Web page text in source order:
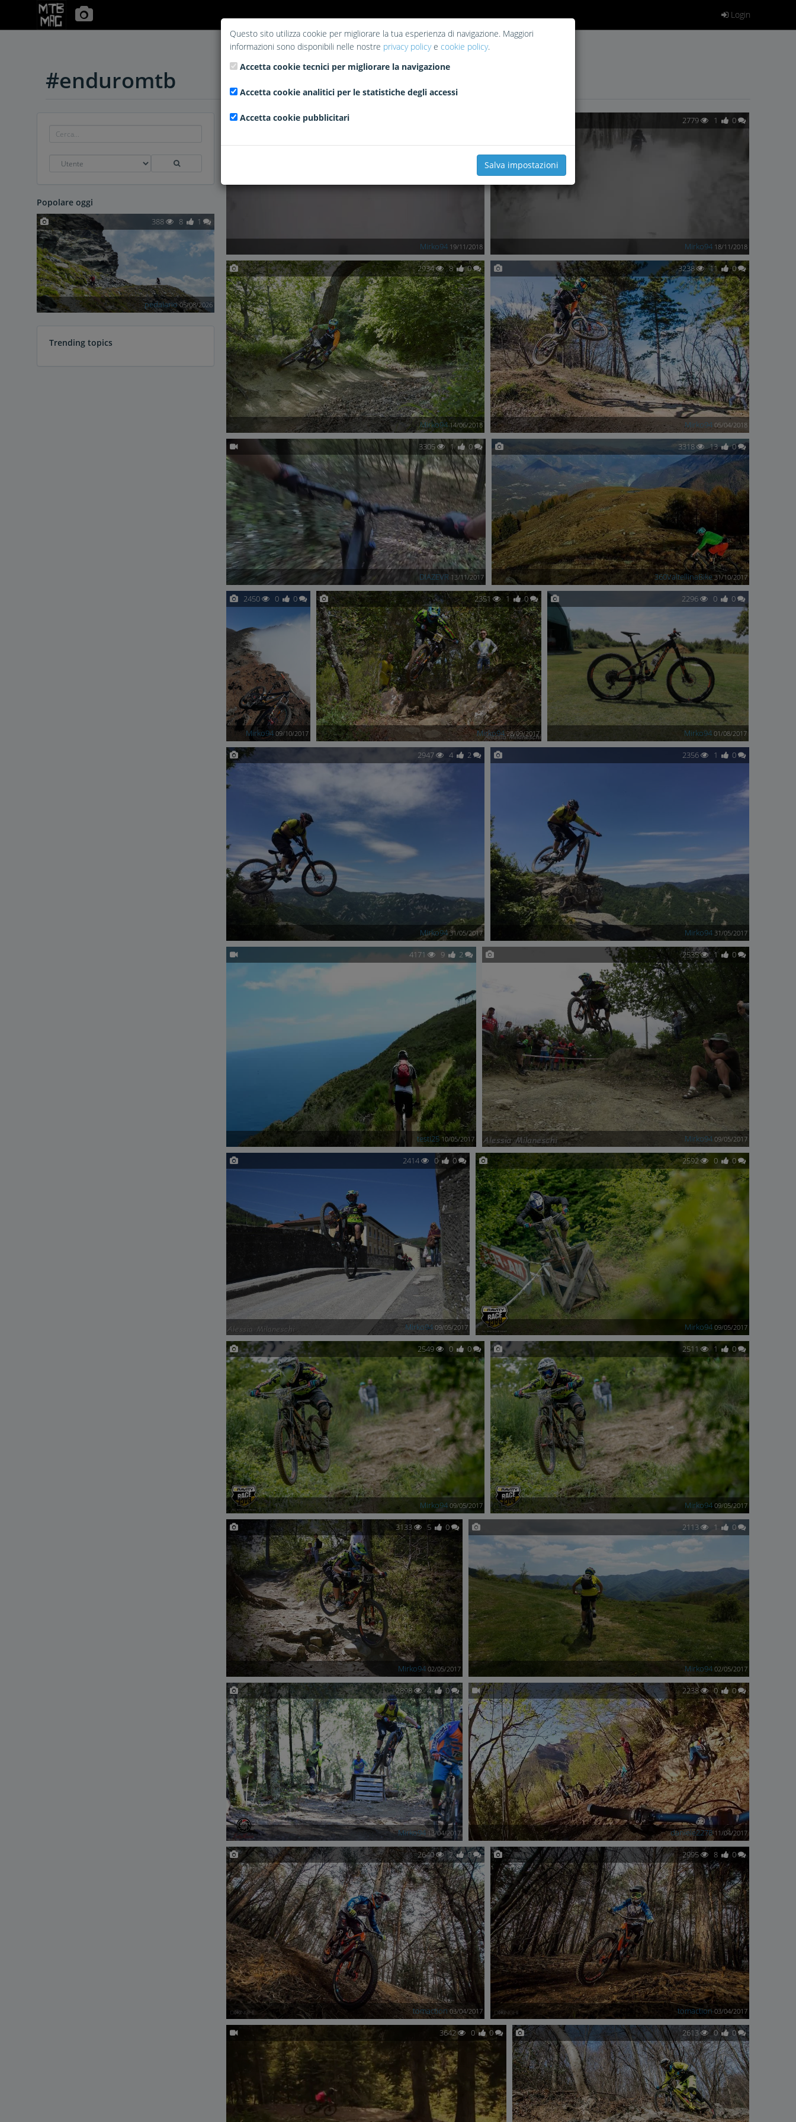
Login
#enduromtb
Mirko94 19/11/2018
2779 1 0
Mirko94 18/11/2018
2934 8 0
Mirko94 14/06/2018
3238 11 0
Mirko94 05/04/2018
3305 1 0
DIAZEVR 13/11/2017
3318 13 0
360ValtellinaBike 31/10/2017
2450 0 0
Mirko94 09/10/2017
2351 1 0
Mirko94 28/09/2017
2296 0 0
Mirko94 01/08/2017
2947 4 2
Mirko94 31/05/2017
2356 1 0
Mirko94 31/05/2017
4171 9 2
testi25 10/05/2017
2535 1 0
Mirko94 09/05/2017
2414 0 0
Mirko94 09/05/2017
2592 0 0
Mirko94 09/05/2017
2549 0 0
Mirko94 09/05/2017
2511 1 0
Mirko94 09/05/2017
3133 5 0
Mirko94 02/05/2017
2113 1 0
Mirko94 02/05/2017
2898 4 0
Mirko94 13/04/2017
2238 0 0
daniele2278 11/04/2017
2640 2 0
tomaction 03/04/2017
2995 8 0
tomaction 03/04/2017
3642 0 0 2613 0 0
Popolare oggi
388 8 1
pedalario 05/08/2026
Trending topics
Questo sito utilizza cookie per migliorare la tua esperienza di navigazione. Maggiori
informazioni sono disponibili nelle nostre privacy policye cookie policy.
Accetta cookie tecnici per migliorare la navigazione
Accetta cookie analitici per le statistiche degli accessi
Accetta cookie pubblicitari
Salva impostazioni